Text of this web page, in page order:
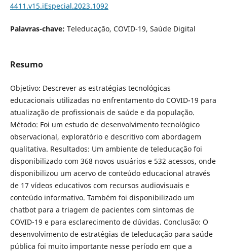
4411.v15.iEspecial.2023.1092
Palavras-chave: Teleducação, COVID-19, Saúde Digital
Resumo
Objetivo: Descrever as estratégias tecnológicas
educacionais utilizadas no enfrentamento do COVID-19 para
atualização de profissionais de saúde e da população.
Método: Foi um estudo de desenvolvimento tecnológico
observacional, exploratório e descritivo com abordagem
qualitativa. Resultados: Um ambiente de teleducação foi
disponibilizado com 368 novos usuários e 532 acessos, onde
disponibilizou um acervo de conteúdo educacional através
de 17 vídeos educativos com recursos audiovisuais e
conteúdo informativo. Também foi disponibilizado um
chatbot para a triagem de pacientes com sintomas de
COVID-19 e para esclarecimento de dúvidas. Conclusão: O
desenvolvimento de estratégias de teleducação para saúde
pública foi muito importante nesse período em que a